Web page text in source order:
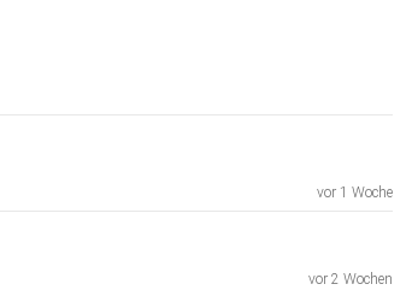
vor 1 Woche
vor 2 Wochen